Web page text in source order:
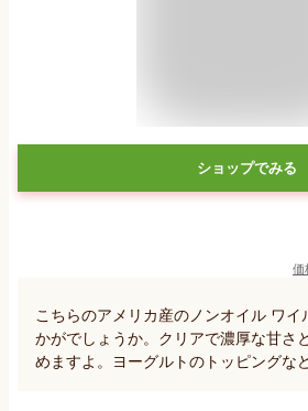
ショップでみる
価
こちらのアメリカ産のノンオイル ワ
かがでしょうか。クリアで濃厚な甘さ
めますよ。ヨーグルトのトッピングな